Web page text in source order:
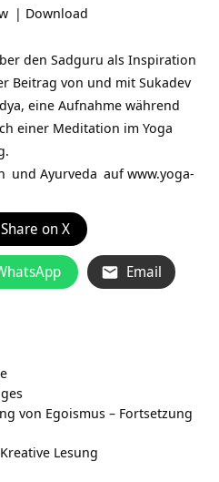
| Download
den Sadguru als Inspiration
Beitrag von und mit Sukadev
eine Aufnahme während
einer Meditation im Yoga
und Ayurveda aufwww.yoga-
Share on X
Email
von Egoismus – Fortsetzung
Lesung